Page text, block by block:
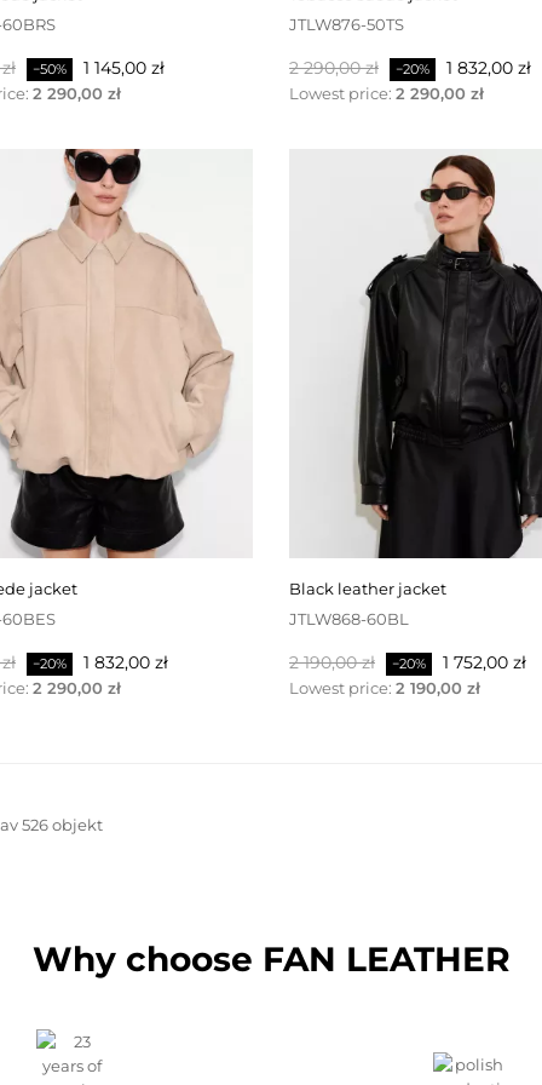
−50% Pris
1 145,00 zł
2 290,00 zł
JTLW876-50TS
Baspris
2 290,00 zł −20% Pris
1 832,00 zł
Lowest price: 2 290,00 zł
jacket
−20% Pris
1 832,00 zł
2 290,00 zł
black leather jacket
JTLW868-60BL
Baspris
2 190,00 zł −20% Pris
1 752,00 zł
Lowest price: 2 190,00 zł
av 526 objekt
Why choose FAN LEATHER